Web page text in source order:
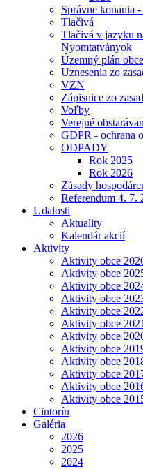
Správne konania
Tlačivá
Tlačivá v jazyku
Nyomtatványok
Územný plán obce
Uznesenia zo
VZN
Zápisnice zo
Voľby
Verejné
GDPR - ochrana
ODPADY
Rok 2025
Rok 2026
Zásady
Referendum 4. 7.
Udalosti
Aktuality
Kalendár akcií
Aktivity
Aktivity obce
Aktivity obce
Aktivity obce
Aktivity obce
Aktivity obce
Aktivity obce 2021
Aktivity obce
Aktivity obce
Aktivity obce
Aktivity obce
Aktivity obce
Aktivity obce
Cintorín
Galéria
2026
2025
2024